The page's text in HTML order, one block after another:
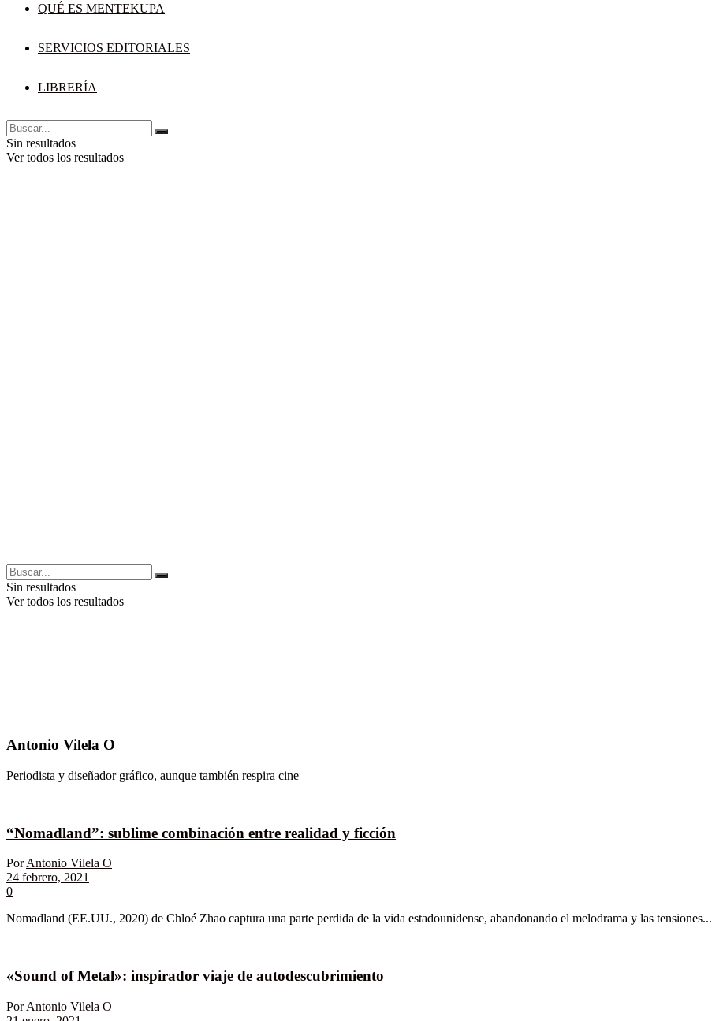
QUÉ ES MENTEKUPA
SERVICIOS EDITORIALES
LIBRERÍA
Sin resultados
Ver todos los resultados
Sin resultados
Ver todos los resultados
Antonio Vilela O
Periodista y diseñador gráfico, aunque también respira cine
“Nomadland”: sublime combinación entre realidad y ficción
PorAntonio Vilela O
24 febrero, 2021
0
Nomadland (EE.UU., 2020) de Chloé Zhao captura una parte perdida de la vida estadounidense, abandonando el melodrama y las tensiones...
«Sound of Metal»: inspirador viaje de autodescubrimiento
Por Antonio Vilela O